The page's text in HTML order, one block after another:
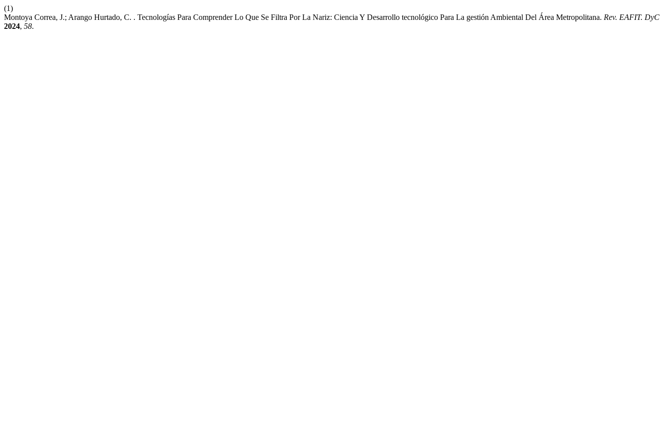
(1)
Montoya Corre​a​, J.; Arango Hurtado, C. . Tecnologías Para Comprender Lo Que Se Filtra Por La Nariz: Ciencia Y Desarrollo tecnológico Para La gestión Ambiental Del Área Metropolitana. Rev. EAFIT. DyC
2024, 58.